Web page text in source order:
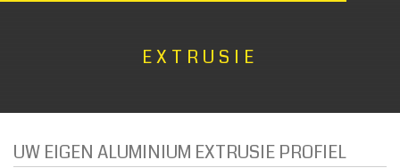
EXTRUSIE
UW EIGEN ALUMINIUM EXTRUSIE PROFIEL